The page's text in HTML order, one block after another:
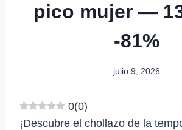
pico mujer —
-81%
julio 9, 2026
0(0)
¡Descubre el chollazo de la